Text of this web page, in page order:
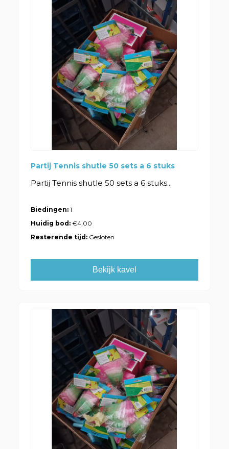
Partij Tennis shutle 50 sets a 6 stuks
Partij Tennis shutle 50 sets a 6 stuks...
Biedingen: 1
Huidig bod:€4,00
Resterende tijd: Gesloten
Bekijk kavel